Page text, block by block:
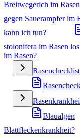
Breitwegerich im
gegen Sauerampfer im
kann ich tun?
stolonifera im Rasen
im Rasen?
Blaualgen
Blattfleckenkrankheit?